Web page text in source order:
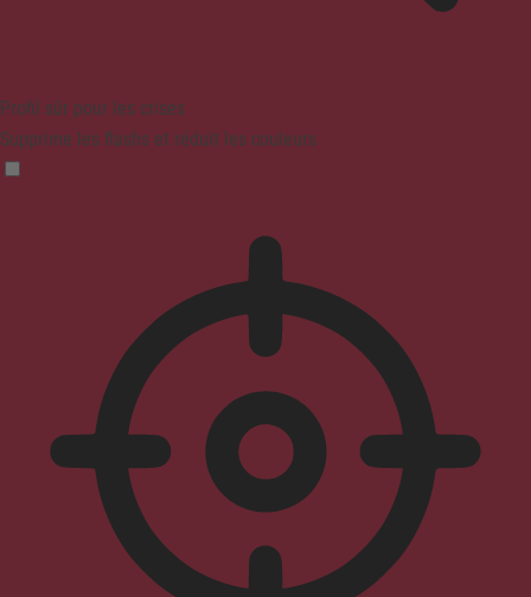
Profil sûr pour les crises
Supprime les flashs et réduit les couleurs